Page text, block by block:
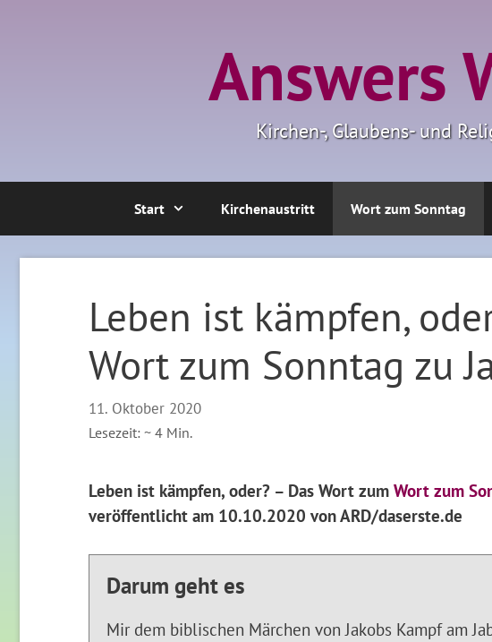
Answers
Kirchen-, Glaubens- und
Start Kirchenaustritt Wort zum Sonntag
Leben ist kämpfen,
Wort zum Sonntag zu
11. Oktober 2020
Lesezeit: ~4 Min.
Leben ist kämpfen, oder? – Das Wort zum Wort zum
veröffentlicht am 10.10.2020 von ARD/daserste.de
Darum geht es
Mir dem biblischen Märchen von Jakobs Kampf am